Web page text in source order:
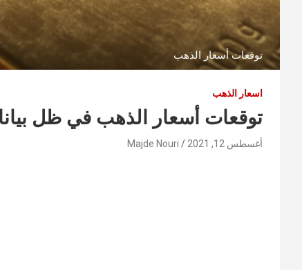
توقعات أسعار الذهب
اسعار الذهب
توقعات أسعار الذهب في ظل
أغسطس 12, 2021 Majde Nouri